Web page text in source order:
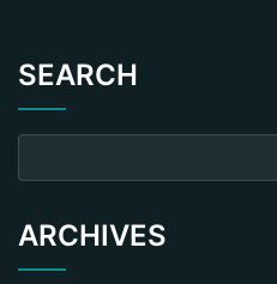
SEARCH
搜尋關鍵字:
ARCHIVES